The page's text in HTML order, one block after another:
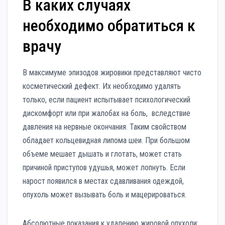
В каких случаях
необходимо обратиться к
врачу
В максимуме эпизодов жировики представляют чисто
косметический дефект. Их необходимо удалять
только, если пациент испытывает психологический
дискомфорт или при жалобах на боль, вследствие
давления на нервные окончания. Таким свойством
обладает кольцевидная липома шеи. При большом
объеме мешает дышать и глотать, может стать
причиной приступов удушья, может лопнуть. Если
нарост появился в местах сдавливания одеждой,
опухоль может вызывать боль и мацерироваться.